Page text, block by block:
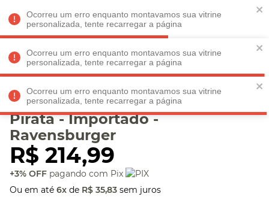
Ocorreu um erro enquanto montavamos sua vitrine
personalizada, tente recarregar a página
Ocorreu um erro enquanto montavamos sua vitrine
personalizada, tente recarregar a página
Ocorreu um erro enquanto montavamos sua vitrine
personalizada, tente recarregar a página
Faltam REGULAMENTO
Veja produtos perto de você! Informe seu CEP
Puzzle 1000 peças Vida de
Pirata - Importado -
Ravensburger
R$ 214,99
+3% OFF pagando com Pix
Ou em até 6x de R$ 35,83 sem juros